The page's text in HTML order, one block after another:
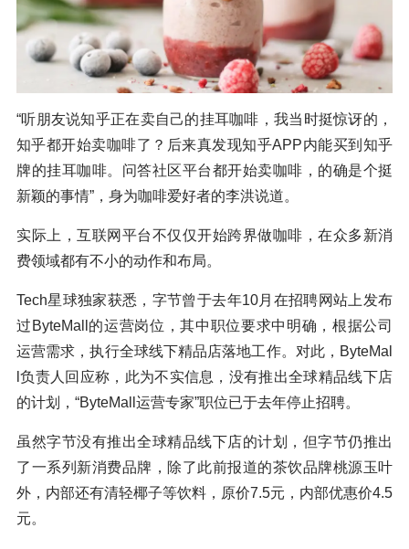
“听朋友说知乎正在卖自己的挂耳咖啡，我当时挺惊讶的，
知乎都开始卖咖啡了？后来真发现知乎APP内能买到知乎
牌的挂耳咖啡。问答社区平台都开始卖咖啡，的确是个挺
新颖的事情”，身为咖啡爱好者的李洪说道。
实际上，互联网平台不仅仅开始跨界做咖啡，在众多新消
费领域都有不小的动作和布局。
Tech星球独家获悉，字节曾于去年10月在招聘网站上发布
过ByteMall的运营岗位，其中职位要求中明确，根据公司
运营需求，执行全球线下精品店落地工作。对此，ByteMal
l负责人回应称，此为不实信息，没有推出全球精品线下店
的计划，“ByteMall运营专家”职位已于去年停止招聘。
虽然字节没有推出全球精品线下店的计划，但字节仍推出
了一系列新消费品牌，除了此前报道的茶饮品牌桃源玉叶
外，内部还有清轻椰子等饮料，原价7.5元，内部优惠价4.5
元。